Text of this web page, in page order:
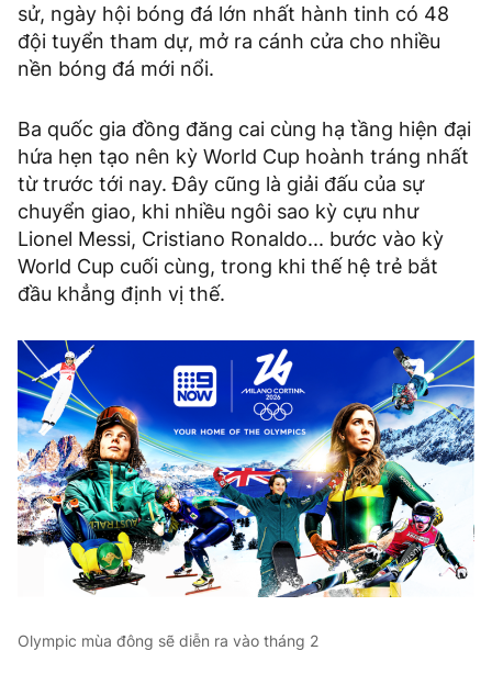
sử, ngày hội bóng đá lớn nhất hành tinh có 48
đội tuyển tham dự, mở ra cánh cửa cho nhiều
nền bóng đá mới nổi.
Ba quốc gia đồng đăng cai cùng hạ tầng hiện đại
hứa hẹn tạo nên kỳ World Cup hoành tráng nhất
từ trước tới nay. Đây cũng là giải đấu của sự
chuyển giao, khi nhiều ngôi sao kỳ cựu như
Lionel Messi, Cristiano Ronaldo... bước vào kỳ
World Cup cuối cùng, trong khi thế hệ trẻ bắt
đầu khẳng định vị thế.
Olympic mùa đông sẽ diễn ra vào tháng 2